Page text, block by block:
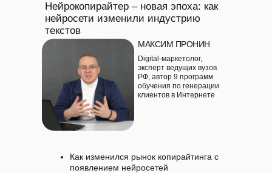
Нейрокопирайтер – новая эпоха: как
нейросети изменили индустрию
текстов
Как изменился рынок копирайтинга с
появлением нейросетей
МАКСИМ ПРОНИН
Digital-маркетолог,
эксперт ведущих вузов
РФ, автор 9 программ
обучения по генерации
клиентов в Интернете